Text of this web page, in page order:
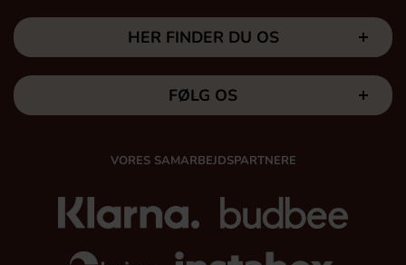
HER FINDER DU OS
FØLG OS
VORES SAMARBEJDSPARTNERE